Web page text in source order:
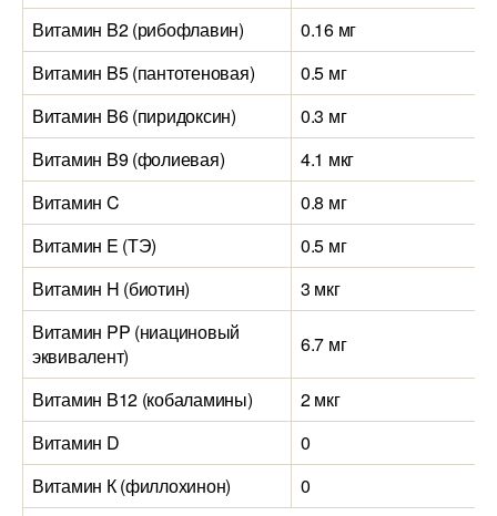
Витамин B2 (рибофлавин)
0.16 мг
Витамин B5 (пантотеновая)
0.5 мг
Витамин B6 (пиридоксин)
0.3 мг
Витамин B9 (фолиевая)
4.1 мкг
Витамин C
0.8 мг
Витамин E (ТЭ)
0.5 мг
Витамин H (биотин)
3 мкг
Витамин PP (ниациновый
эквивалент)
6.7 мг
Витамин B12 (кобаламины)
2 мкг
Витамин D
0
Витамин К (филлохинон)
0